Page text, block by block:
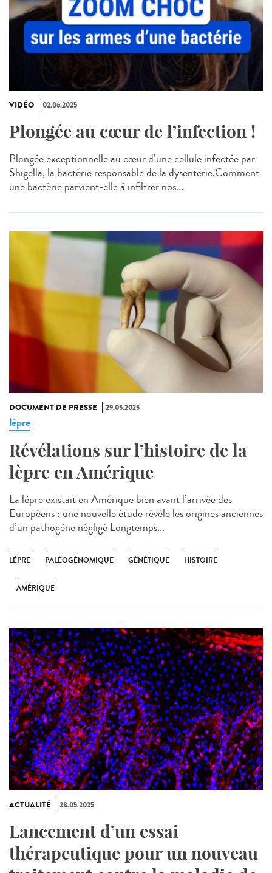
VIDÉO 02.06.2025
Plongée au cœur de l’infection !
Plongée exceptionnelle au cœur d’une cellule infectée par
Shigella, la bactérie responsable de la dysenterie.Comment
une bactérie parvient-elle à infiltrer nos...
DOCUMENT DE PRESSE 29.05.2025
lèpre
Révélations sur l’histoire de la
lèpre en Amérique
La lèpre existait en Amérique bien avant l’arrivée des
Européens : une nouvelle étude révèle les origines anciennes
d’un pathogène négligé Longtemps...
LÈPRE PALÉOGÉNOMIQUE GÉNÉTIQUE HISTOIRE
AMÉRIQUE
ACTUALITÉ 28.05.2025
Lancement d’un essai
thérapeutique pour un nouveau